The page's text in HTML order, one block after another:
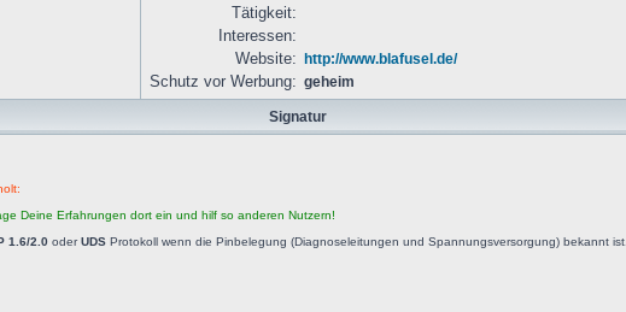
Tätigkeit:
Interessen:
Website: http://www.blafusel.de/
Schutz vor Werbung: geheim
Signatur
Deine Erfahrungen dort ein und hilf so anderen Nutzern!
1.6/2.0 oderUDS Protokoll wenn die Pinbelegung (Diagnoseleitungen und Spannungsversorgung) bekannt ist.